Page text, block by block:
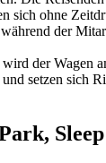
sich ohne
der
der Wagen
setzen sich